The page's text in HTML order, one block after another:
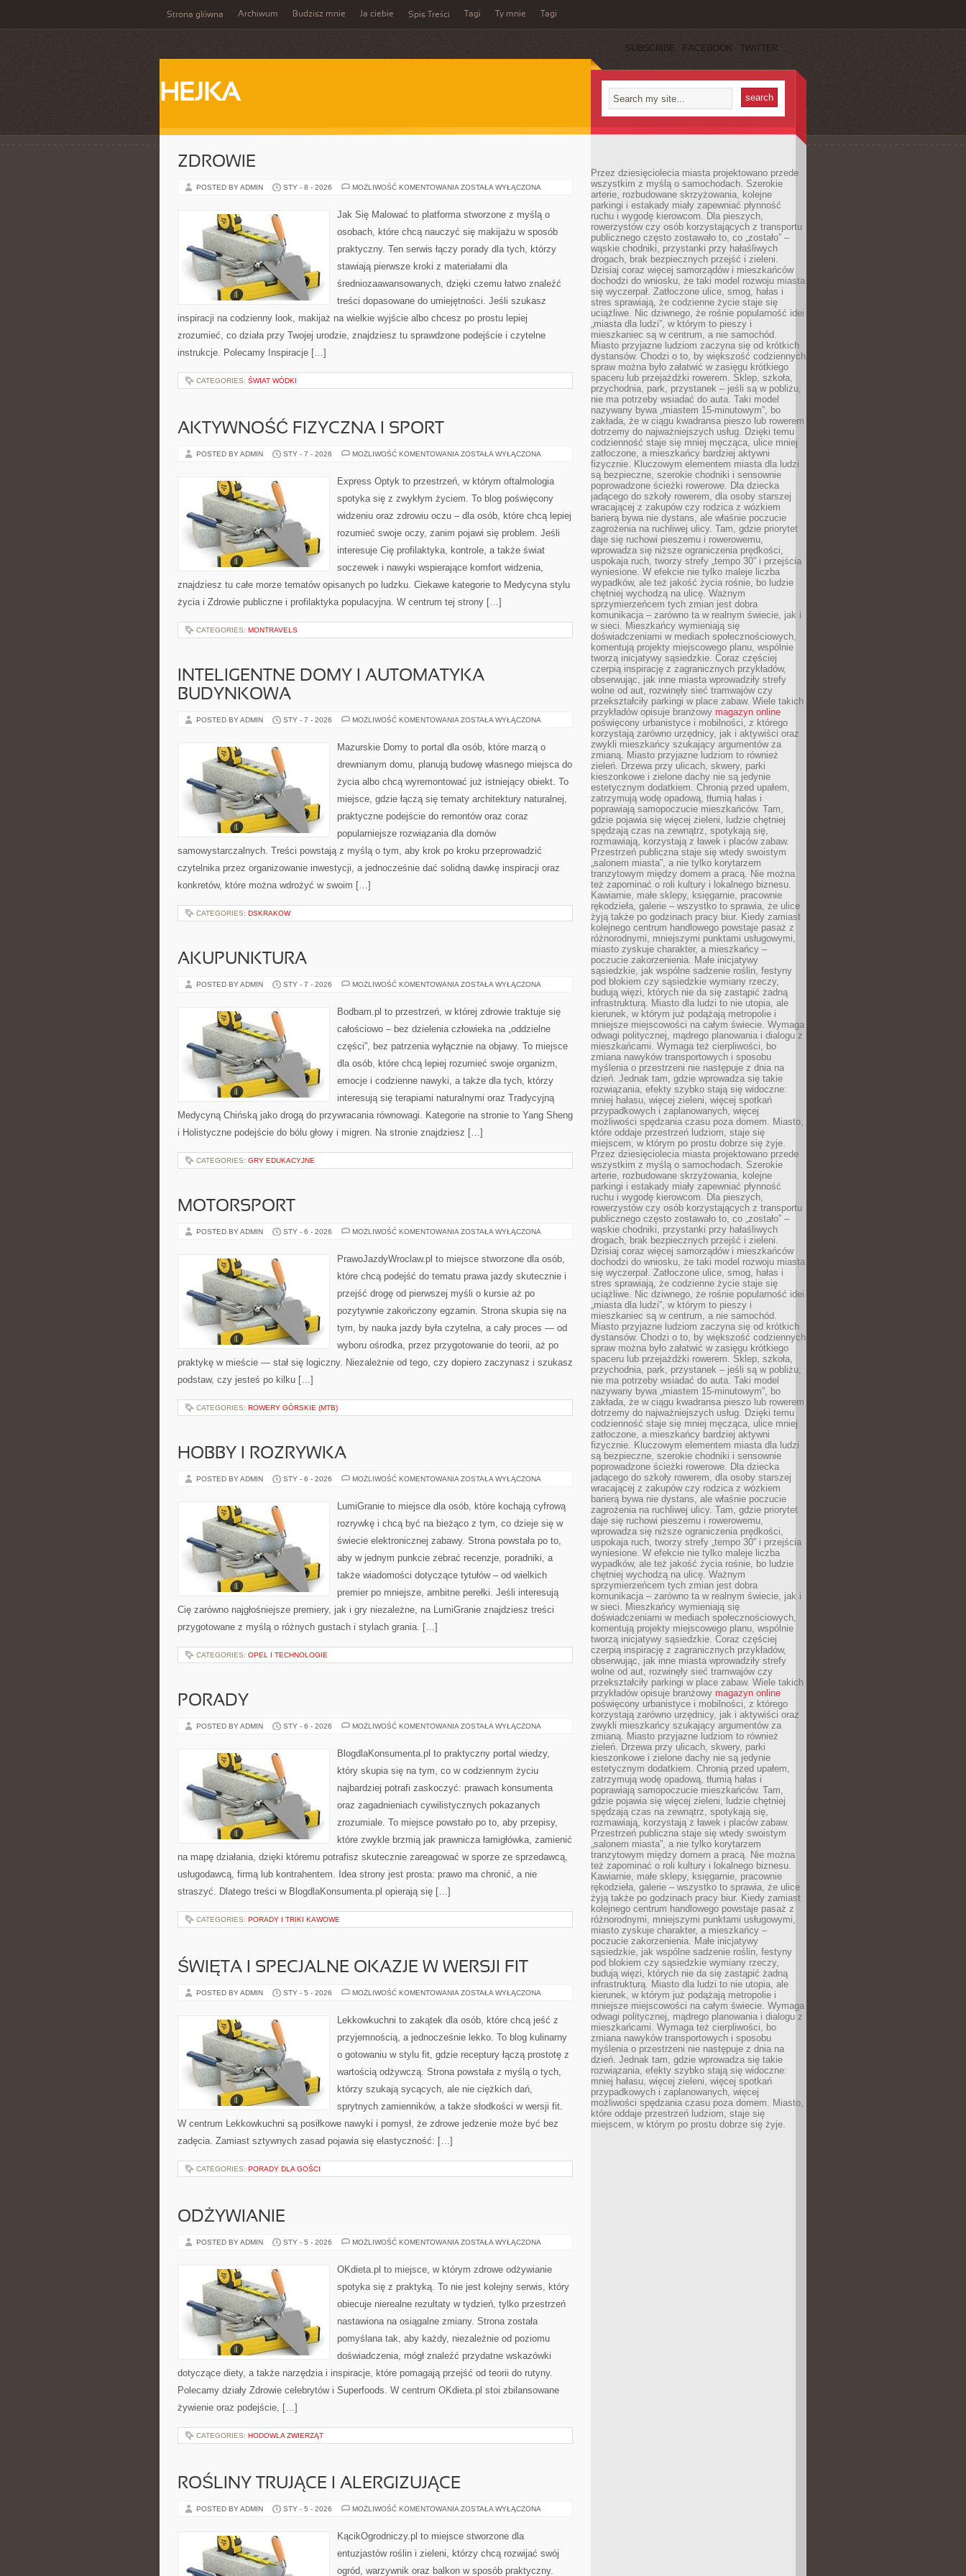
Strona główna Archiwum Budzisz mnie Ja ciebie Spis Treści Tagi Ty mnie Tagi
SUBSCRIBE FACEBOOK TWITTER
HEJKA
ZDROWIE
POSTED BY ADMIN STY - 8 - 2026 MOŻLIWOŚĆ KOMENTOWANIA ZDROWIE
ZOSTAŁA WYŁĄCZONA
Jak Się Malować to platforma stworzone z myślą o
osobach, które chcą nauczyć się makijażu w sposób
praktyczny. Ten serwis łączy porady dla tych, którzy
stawiają pierwsze kroki z materiałami dla
średniozaawansowanych, dzięki czemu łatwo znaleźć
treści dopasowane do umiejętności. Jeśli szukasz
inspiracji na codzienny look, makijaż na wielkie wyjście albo chcesz po prostu lepiej
zrozumieć, co działa przy Twojej urodzie, znajdziesz tu sprawdzone podejście i czytelne
instrukcje. Polecamy Inspiracje […]
CATEGORIES: ŚWIAT WÓDKI
AKTYWNOŚĆ FIZYCZNA I SPORT
POSTED BY ADMIN STY - 7 - 2026 MOŻLIWOŚĆ KOMENTOWANIA AKTYWNOŚĆ
SPORT
ZOSTAŁA WYŁĄCZONA
Express Optyk to przestrzeń, w którym oftalmologia
spotyka się z zwykłym życiem. To blog poświęcony
widzeniu oraz zdrowiu oczu – dla osób, które chcą lepiej
rozumieć swoje oczy, zanim pojawi się problem. Jeśli
interesuje Cię profilaktyka, kontrole, a także świat
soczewek i nawyki wspierające komfort widzenia,
znajdziesz tu całe morze tematów opisanych po ludzku. Ciekawe kategorie to Medycyna stylu
życia i Zdrowie publiczne i profilaktyka populacyjna. W centrum tej strony […]
CATEGORIES: MONTRAVELS
INTELIGENTNE DOMY I AUTOMATYKA
BUDYNKOWA
POSTED BY ADMIN STY - 7 - 2026 MOŻLIWOŚĆ KOMENTOWANIA INTELIGENTNE
AUTOMATYKA
BUDYNKOWA
ZOSTAŁA WYŁĄCZONA
Mazurskie Domy to portal dla osób, które marzą o
drewnianym domu, planują budowę własnego miejsca do
życia albo chcą wyremontować już istniejący obiekt. To
miejsce, gdzie łączą się tematy architektury naturalnej,
praktyczne podejście do remontów oraz coraz
popularniejsze rozwiązania dla domów
samowystarczalnych. Treści powstają z myślą o tym, aby krok po kroku przeprowadzić
czytelnika przez organizowanie inwestycji, a jednocześnie dać solidną dawkę inspiracji oraz
konkretów, które można wdrożyć w swoim […]
CATEGORIES: DSKRAKOW
AKUPUNKTURA
POSTED BY ADMIN STY - 7 - 2026 MOŻLIWOŚĆ KOMENTOWANIA AKUPUNKTURA
ZOSTAŁA WYŁĄCZONA
Bodbam.pl to przestrzeń, w której zdrowie traktuje się
całościowo – bez dzielenia człowieka na „oddzielne
części”, bez patrzenia wyłącznie na objawy. To miejsce
dla osób, które chcą lepiej rozumieć swoje organizm,
emocje i codzienne nawyki, a także dla tych, którzy
interesują się terapiami naturalnymi oraz Tradycyjną
Medycyną Chińską jako drogą do przywracania równowagi. Kategorie na stronie to Yang Sheng
i Holistyczne podejście do bólu głowy i migren. Na stronie znajdziesz […]
CATEGORIES: GRY EDUKACYJNE
MOTORSPORT
POSTED BY ADMIN STY - 6 - 2026 MOŻLIWOŚĆ KOMENTOWANIA MOTORSPORT
ZOSTAŁA WYŁĄCZONA
PrawoJazdyWroclaw.pl to miejsce stworzone dla osób,
które chcą podejść do tematu prawa jazdy skutecznie i
przejść drogę od pierwszej myśli o kursie aż po
pozytywnie zakończony egzamin. Strona skupia się na
tym, by nauka jazdy była czytelna, a cały proces — od
wyboru ośrodka, przez przygotowanie do teorii, aż po
praktykę w mieście — stał się logiczny. Niezależnie od tego, czy dopiero zaczynasz i szukasz
podstaw, czy jesteś po kilku […]
CATEGORIES: ROWERY GÓRSKIE (MTB)
HOBBY I ROZRYWKA
POSTED BY ADMIN STY - 6 - 2026 MOŻLIWOŚĆ KOMENTOWANIA HOBBY
ZOSTAŁA WYŁĄCZONA
LumiGranie to miejsce dla osób, które kochają cyfrową
rozrywkę i chcą być na bieżąco z tym, co dzieje się w
świecie elektronicznej zabawy. Strona powstała po to,
aby w jednym punkcie zebrać recenzje, poradniki, a
także wiadomości dotyczące tytułów – od wielkich
premier po mniejsze, ambitne perełki. Jeśli interesują
Cię zarówno najgłośniejsze premiery, jak i gry niezależne, na LumiGranie znajdziesz treści
przygotowane z myślą o różnych gustach i stylach grania. […]
CATEGORIES: OPEL I TECHNOLOGIE
PORADY
POSTED BY ADMIN STY - 6 - 2026 MOŻLIWOŚĆ KOMENTOWANIA PORADY
ZOSTAŁA WYŁĄCZONA
BlogdlaKonsumenta.pl to praktyczny portal wiedzy,
który skupia się na tym, co w codziennym życiu
najbardziej potrafi zaskoczyć: prawach konsumenta
oraz zagadnieniach cywilistycznych pokazanych
zrozumiale. To miejsce powstało po to, aby przepisy,
które zwykle brzmią jak prawnicza łamigłówka, zamienić
na mapę działania, dzięki któremu potrafisz skutecznie zareagować w sporze ze sprzedawcą,
usługodawcą, firmą lub kontrahentem. Idea strony jest prosta: prawo ma chronić, a nie
straszyć. Dlatego treści w BlogdlaKonsumenta.pl opierają się […]
CATEGORIES: PORADY I TRIKI KAWOWE
ŚWIĘTA I SPECJALNE OKAZJE W WERSJI FIT
POSTED BY ADMIN STY - 5 - 2026 MOŻLIWOŚĆ KOMENTOWANIA ŚWIĘTA
OKAZJE
W
FIT
ZOSTAŁA WYŁĄCZONA
Lekkowkuchni to zakątek dla osób, które chcą jeść z
przyjemnością, a jednocześnie lekko. To blog kulinarny
o gotowaniu w stylu fit, gdzie receptury łączą prostotę z
wartością odżywczą. Strona powstała z myślą o tych,
którzy szukają sycących, ale nie ciężkich dań,
sprytnych zamienników, a także słodkości w wersji fit.
W centrum Lekkowkuchni są posiłkowe nawyki i pomysł, że zdrowe jedzenie może być bez
zadęcia. Zamiast sztywnych zasad pojawia się elastyczność: […]
CATEGORIES: PORADY DLA GOŚCI
ODŻYWIANIE
POSTED BY ADMIN STY - 5 - 2026 MOŻLIWOŚĆ KOMENTOWANIA ODŻYWIANIE
ZOSTAŁA WYŁĄCZONA
OKdieta.pl to miejsce, w którym zdrowe odżywianie
spotyka się z praktyką. To nie jest kolejny serwis, który
obiecuje nierealne rezultaty w tydzień, tylko przestrzeń
nastawiona na osiągalne zmiany. Strona została
pomyślana tak, aby każdy, niezależnie od poziomu
doświadczenia, mógł znaleźć przydatne wskazówki
dotyczące diety, a także narzędzia i inspiracje, które pomagają przejść od teorii do rutyny.
Polecamy działy Zdrowie celebrytów i Superfoods. W centrum OKdieta.pl stoi zbilansowane
żywienie oraz podejście, […]
CATEGORIES: HODOWLA ZWIERZĄT
ROŚLINY TRUJĄCE I ALERGIZUJĄCE
POSTED BY ADMIN STY - 5 - 2026 MOŻLIWOŚĆ KOMENTOWANIA ROŚLINY
ALERGIZUJĄCE
ZOSTAŁA WYŁĄCZONA
KącikOgrodniczy.pl to miejsce stworzone dla
entuzjastów roślin i zieleni, którzy chcą rozwijać swój
ogród, warzywnik oraz balkon w sposób praktyczny.
Przez dziesięciolecia miasta projektowano przede
wszystkim z myślą o samochodach. Szerokie
arterie, rozbudowane skrzyżowania, kolejne
parkingi i estakady miały zapewniać płynność
ruchu i wygodę kierowcom. Dla pieszych,
rowerzystów czy osób korzystających z transportu
publicznego często zostawało to, co „zostało” –
wąskie chodniki, przystanki przy hałaśliwych
drogach, brak bezpiecznych przejść i zieleni.
Dzisiaj coraz więcej samorządów i mieszkańców
dochodzi do wniosku, że taki model rozwoju miasta
się wyczerpał. Zatłoczone ulice, smog, hałas i
stres sprawiają, że codzienne życie staje się
uciążliwe. Nic dziwnego, że rośnie popularność idei
„miasta dla ludzi”, w którym to pieszy i
mieszkaniec są w centrum, a nie samochód.
Miasto przyjazne ludziom zaczyna się od krótkich
dystansów. Chodzi o to, by większość codziennych
spraw można było załatwić w zasięgu krótkiego
spaceru lub przejażdżki rowerem. Sklep, szkoła,
przychodnia, park, przystanek – jeśli są w pobliżu,
nie ma potrzeby wsiadać do auta. Taki model
nazywany bywa „miastem 15-minutowym”, bo
zakłada, że w ciągu kwadransa pieszo lub rowerem
dotrzemy do najważniejszych usług. Dzięki temu
codzienność staje się mniej męcząca, ulice mniej
zatłoczone, a mieszkańcy bardziej aktywni
fizycznie. Kluczowym elementem miasta dla ludzi
są bezpieczne, szerokie chodniki i sensownie
poprowadzone ścieżki rowerowe. Dla dziecka
jadącego do szkoły rowerem, dla osoby starszej
wracającej z zakupów czy rodzica z wózkiem
barierą bywa nie dystans, ale właśnie poczucie
zagrożenia na ruchliwej ulicy. Tam, gdzie priorytet
daje się ruchowi pieszemu i rowerowemu,
wprowadza się niższe ograniczenia prędkości,
uspokaja ruch, tworzy strefy „tempo 30” i przejścia
wyniesione. W efekcie nie tylko maleje liczba
wypadków, ale też jakość życia rośnie, bo ludzie
chętniej wychodzą na ulicę. Ważnym
sprzymierzeńcem tych zmian jest dobra
komunikacja – zarówno ta w realnym świecie, jak i
w sieci. Mieszkańcy wymieniają się
doświadczeniami w mediach społecznościowych,
komentują projekty miejscowego planu, wspólnie
tworzą inicjatywy sąsiedzkie. Coraz częściej
czerpią inspirację z zagranicznych przykładów,
obserwując, jak inne miasta wprowadziły strefy
wolne od aut, rozwinęły sieć tramwajów czy
przekształciły parkingi w place zabaw. Wiele takich
przykładów opisuje branżowy magazyn online
poświęcony urbanistyce i mobilności, z którego
korzystają zarówno urzędnicy, jak i aktywiści oraz
zwykli mieszkańcy szukający argumentów za
zmianą. Miasto przyjazne ludziom to również
zieleń. Drzewa przy ulicach, skwery, parki
kieszonkowe i zielone dachy nie są jedynie
estetycznym dodatkiem. Chronią przed upałem,
zatrzymują wodę opadową, tłumią hałas i
poprawiają samopoczucie mieszkańców. Tam,
gdzie pojawia się więcej zieleni, ludzie chętniej
spędzają czas na zewnątrz, spotykają się,
rozmawiają, korzystają z ławek i placów zabaw.
Przestrzeń publiczna staje się wtedy swoistym
„salonem miasta”, a nie tylko korytarzem
tranzytowym między domem a pracą. Nie można
też zapominać o roli kultury i lokalnego biznesu.
Kawiarnie, małe sklepy, księgarnie, pracownie
rękodzieła, galerie – wszystko to sprawia, że ulice
żyją także po godzinach pracy biur. Kiedy zamiast
kolejnego centrum handlowego powstaje pasaż z
różnorodnymi, mniejszymi punktami usługowymi,
miasto zyskuje charakter, a mieszkańcy –
poczucie zakorzenienia. Małe inicjatywy
sąsiedzkie, jak wspólne sadzenie roślin, festyny
pod blokiem czy sąsiedzkie wymiany rzeczy,
budują więzi, których nie da się zastąpić żadną
infrastrukturą. Miasto dla ludzi to nie utopia, ale
kierunek, w którym już podążają metropolie i
mniejsze miejscowości na całym świecie. Wymaga
odwagi politycznej, mądrego planowania i dialogu z
mieszkańcami. Wymaga też cierpliwości, bo
zmiana nawyków transportowych i sposobu
myślenia o przestrzeni nie następuje z dnia na
dzień. Jednak tam, gdzie wprowadza się takie
rozwiązania, efekty szybko stają się widoczne:
mniej hałasu, więcej zieleni, więcej spotkań
przypadkowych i zaplanowanych, więcej
możliwości spędzania czasu poza domem. Miasto,
które oddaje przestrzeń ludziom, staje się
miejscem, w którym po prostu dobrze się żyje.
Przez dziesięciolecia miasta projektowano przede
wszystkim z myślą o samochodach. Szerokie
arterie, rozbudowane skrzyżowania, kolejne
parkingi i estakady miały zapewniać płynność
ruchu i wygodę kierowcom. Dla pieszych,
rowerzystów czy osób korzystających z transportu
publicznego często zostawało to, co „zostało” –
wąskie chodniki, przystanki przy hałaśliwych
drogach, brak bezpiecznych przejść i zieleni.
Dzisiaj coraz więcej samorządów i mieszkańców
dochodzi do wniosku, że taki model rozwoju miasta
się wyczerpał. Zatłoczone ulice, smog, hałas i
stres sprawiają, że codzienne życie staje się
uciążliwe. Nic dziwnego, że rośnie popularność idei
„miasta dla ludzi”, w którym to pieszy i
mieszkaniec są w centrum, a nie samochód.
Miasto przyjazne ludziom zaczyna się od krótkich
dystansów. Chodzi o to, by większość codziennych
spraw można było załatwić w zasięgu krótkiego
spaceru lub przejażdżki rowerem. Sklep, szkoła,
przychodnia, park, przystanek – jeśli są w pobliżu,
nie ma potrzeby wsiadać do auta. Taki model
nazywany bywa „miastem 15-minutowym”, bo
zakłada, że w ciągu kwadransa pieszo lub rowerem
dotrzemy do najważniejszych usług. Dzięki temu
codzienność staje się mniej męcząca, ulice mniej
zatłoczone, a mieszkańcy bardziej aktywni
fizycznie. Kluczowym elementem miasta dla ludzi
są bezpieczne, szerokie chodniki i sensownie
poprowadzone ścieżki rowerowe. Dla dziecka
jadącego do szkoły rowerem, dla osoby starszej
wracającej z zakupów czy rodzica z wózkiem
barierą bywa nie dystans, ale właśnie poczucie
zagrożenia na ruchliwej ulicy. Tam, gdzie priorytet
daje się ruchowi pieszemu i rowerowemu,
wprowadza się niższe ograniczenia prędkości,
uspokaja ruch, tworzy strefy „tempo 30” i przejścia
wyniesione. W efekcie nie tylko maleje liczba
wypadków, ale też jakość życia rośnie, bo ludzie
chętniej wychodzą na ulicę. Ważnym
sprzymierzeńcem tych zmian jest dobra
komunikacja – zarówno ta w realnym świecie, jak i
w sieci. Mieszkańcy wymieniają się
doświadczeniami w mediach społecznościowych,
komentują projekty miejscowego planu, wspólnie
tworzą inicjatywy sąsiedzkie. Coraz częściej
czerpią inspirację z zagranicznych przykładów,
obserwując, jak inne miasta wprowadziły strefy
wolne od aut, rozwinęły sieć tramwajów czy
przekształciły parkingi w place zabaw. Wiele takich
przykładów opisuje branżowy magazyn online
poświęcony urbanistyce i mobilności, z którego
korzystają zarówno urzędnicy, jak i aktywiści oraz
zwykli mieszkańcy szukający argumentów za
zmianą. Miasto przyjazne ludziom to również
zieleń. Drzewa przy ulicach, skwery, parki
kieszonkowe i zielone dachy nie są jedynie
estetycznym dodatkiem. Chronią przed upałem,
zatrzymują wodę opadową, tłumią hałas i
poprawiają samopoczucie mieszkańców. Tam,
gdzie pojawia się więcej zieleni, ludzie chętniej
spędzają czas na zewnątrz, spotykają się,
rozmawiają, korzystają z ławek i placów zabaw.
Przestrzeń publiczna staje się wtedy swoistym
„salonem miasta”, a nie tylko korytarzem
tranzytowym między domem a pracą. Nie można
też zapominać o roli kultury i lokalnego biznesu.
Kawiarnie, małe sklepy, księgarnie, pracownie
rękodzieła, galerie – wszystko to sprawia, że ulice
żyją także po godzinach pracy biur. Kiedy zamiast
kolejnego centrum handlowego powstaje pasaż z
różnorodnymi, mniejszymi punktami usługowymi,
miasto zyskuje charakter, a mieszkańcy –
poczucie zakorzenienia. Małe inicjatywy
sąsiedzkie, jak wspólne sadzenie roślin, festyny
pod blokiem czy sąsiedzkie wymiany rzeczy,
budują więzi, których nie da się zastąpić żadną
infrastrukturą. Miasto dla ludzi to nie utopia, ale
kierunek, w którym już podążają metropolie i
mniejsze miejscowości na całym świecie. Wymaga
odwagi politycznej, mądrego planowania i dialogu z
mieszkańcami. Wymaga też cierpliwości, bo
zmiana nawyków transportowych i sposobu
myślenia o przestrzeni nie następuje z dnia na
dzień. Jednak tam, gdzie wprowadza się takie
rozwiązania, efekty szybko stają się widoczne:
mniej hałasu, więcej zieleni, więcej spotkań
przypadkowych i zaplanowanych, więcej
możliwości spędzania czasu poza domem. Miasto,
które oddaje przestrzeń ludziom, staje się
miejscem, w którym po prostu dobrze się żyje.